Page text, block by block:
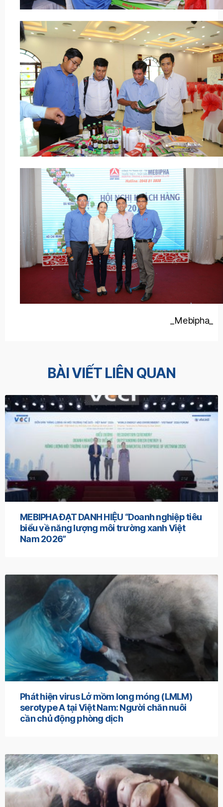
_Mebipha_
BÀI VIẾT LIÊN QUAN
MEBIPHA ĐẠT DANH HIỆU “Doanh nghiệp tiêu
biểu về năng lượng môi trường xanh Việt
Nam 2026”
Phát hiện virus Lở mồm long móng (LMLM)
serotype A tại Việt Nam: Người chăn nuôi
cần chủ động phòng dịch